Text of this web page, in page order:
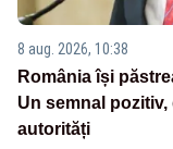
8 aug. 2026, 10:38
România își
Un semnal
autorități